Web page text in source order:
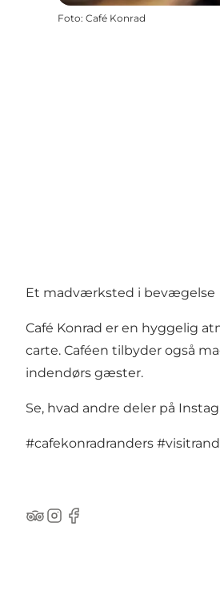
Foto: Café Konrad
Et madværksted i bevægelse
Café Konrad er en hyggelig
carte. Caféen tilbyder også
indendørs gæster.
Se, hvad andre deler på
#cafekonradranders
TripAdvisor
Instagram
Facebook